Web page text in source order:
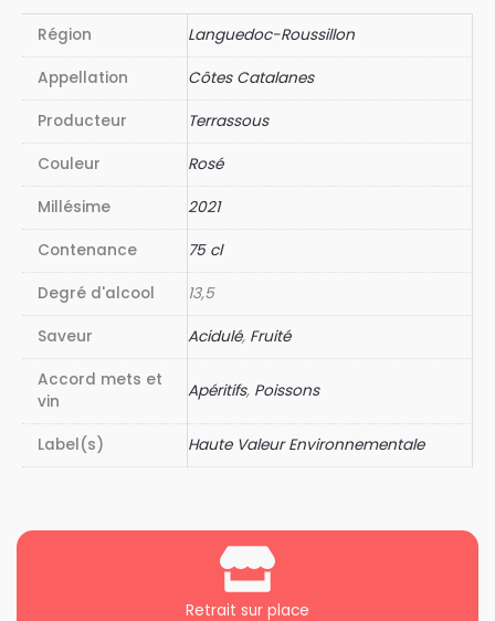
Région Languedoc-Roussillon
Appellation Côtes Catalanes
Producteur Terrassous
Couleur Rosé
Millésime 2021
Contenance 75 cl
Degré d'alcool 13,5
Saveur Acidulé, Fruité
Accord mets et
vin
Apéritifs, Poissons
Label(s) Haute Valeur Environnementale
Retrait sur place